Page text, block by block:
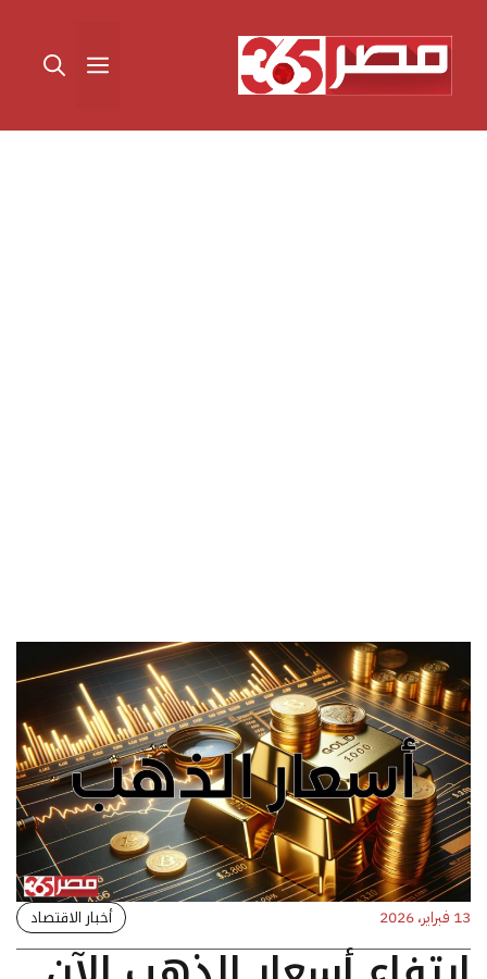
المحتوى القائمة
13 فبراير، 2026 أخبار الاقتصاد